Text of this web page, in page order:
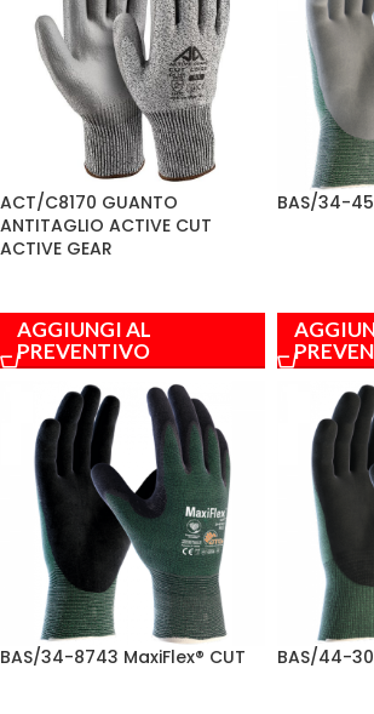
ACT/C8170 GUANTO
ANTITAGLIO ACTIVE CUT
ACTIVE GEAR
AGGIUNGI AL
PREVENTIVO
BAS/34-
BAS/34-8743 MaxiFlex® CUT BAS/44-